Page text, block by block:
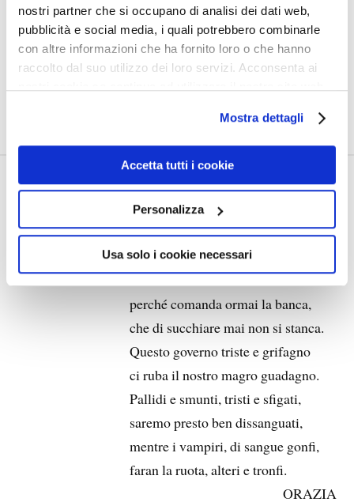
nostri partner che si occupano di analisi dei dati web,
pubblicità e social media, i quali potrebbero combinarle
con altre informazioni che ha fornito loro o che hanno
raccolto dal suo utilizzo dei loro servizi. Acconsenta ai
Mostra dettagli
Accetta tutti i cookie
Personalizza
Usa solo i cookie necessari
Caffè Fornero alla lacrima:
fondi neri riciclati di caffè, spine di scorfano, lacrime di
coccodrillo.
GOVERNO MONTI
1 APRILE 2012 RIDICULARIA
perché comanda ormai la banca,
che di succhiare mai non si stanca.
Questo governo triste e grifagno
ci ruba il nostro magro guadagno.
Pallidi e smunti, tristi e sfigati,
saremo presto ben dissanguati,
mentre i vampiri, di sangue gonfi,
faran la ruota, alteri e tronfi.
ORAZIA